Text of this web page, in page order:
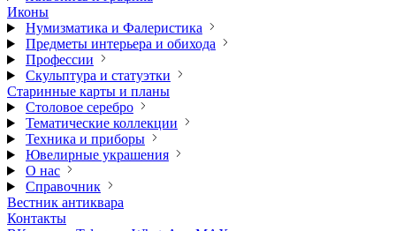
Иконы
Нумизматика и Фалеристика
Предметы интерьера и обихода
Профессии
Скульптура и статуэтки
Старинные карты и планы
Столовое серебро
Тематические коллекции
Техника и приборы
Ювелирные украшения
О нас
Справочник
Вестник антиквара
Контакты